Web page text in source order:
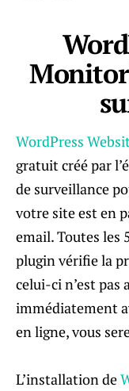
WordPress
gratuit créé par
de surveillance
votre site est en
email. Toutes les
plugin vérifie la
celui-ci n’est pas
immédiatement
en ligne, vous
L’installation de